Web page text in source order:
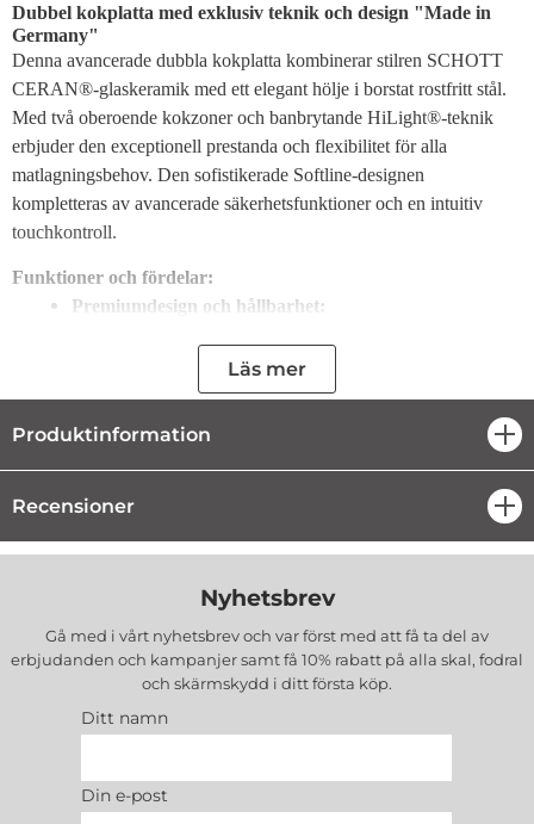
Dubbel kokplatta med exklusiv teknik och design "Made in
Germany"
Denna avancerade dubbla kokplatta kombinerar stilren SCHOTT
CERAN®-glaskeramik med ett elegant hölje i borstat rostfritt stål.
Med två oberoende kokzoner och banbrytande HiLight®-teknik
erbjuder den exceptionell prestanda och flexibilitet för alla
matlagningsbehov. Den sofistikerade Softline-designen
kompletteras av avancerade säkerhetsfunktioner och en intuitiv
touchkontroll.
Funktioner och fördelar:
Premiumdesign och hållbarhet:
att rengöra och elegant.
SCHOTT CERAN®-glaskeramisk kokyta –
slitstark och smidig att underhålla.
Effektiv värmeteknik:
Dubbla kretsar på en kokzon för flexibel
Användarvänlig styrning:
Touchkontroll med 9 effektnivåer för
exakt värmereglering.
Tydlig LED-display för enkel översikt av
inställningar.
Säkerhet i fokus:
Två restvärmeindikatorer för varje zon.
Överhettningsskydd för maximal
Föräldrakontroll för barnsäker
användning.
Läs mer
Produktinformation
Recensioner
Nyhetsbrev
Gå med i vårt nyhetsbrev och var först med att få ta del av
erbjudanden och kampanjer samt få 10% rabatt på alla skal, fodral
och skärmskydd i ditt första köp.
Ditt namn
Din e-post